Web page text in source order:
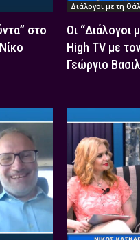
στο
Διάλογοι με τη
Οι “Διάλογοι
High TV με
Γεώργιο